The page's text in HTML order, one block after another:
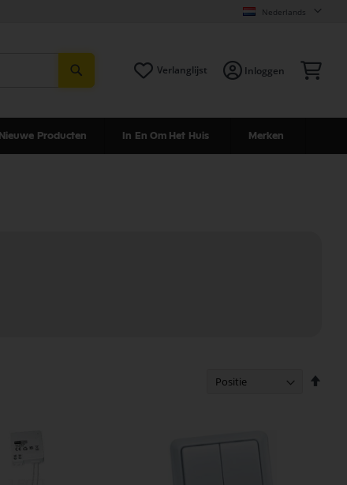
Nederlands
Verlanglijst Inloggen
Nieuwe Producten In En Om Het Huis Merken